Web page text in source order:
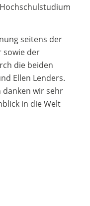
seitens der
sowie der
die beiden
Ellen Lenders.
danken wir sehr
in die Welt